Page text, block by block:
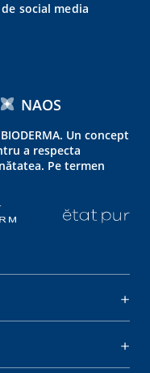
social media
NAOS
Un concept
a respecta
Pe termen